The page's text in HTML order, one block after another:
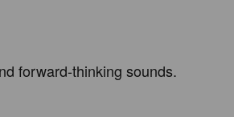
forward-thinking sounds.